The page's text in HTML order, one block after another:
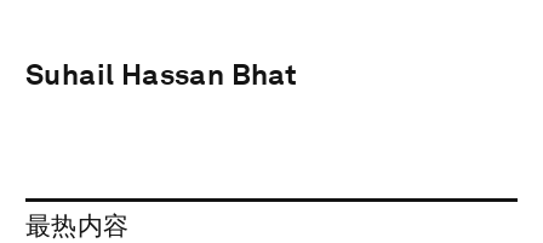
Suhail Hassan Bhat
最热内容